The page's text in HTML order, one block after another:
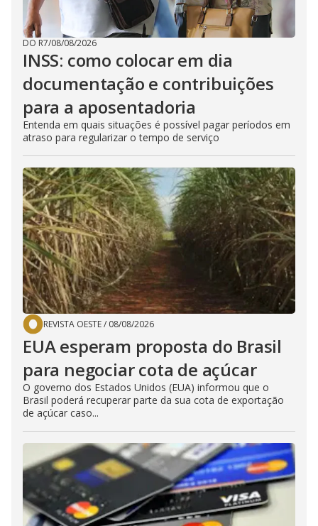
DO R7/08/08/2026
INSS: como colocar em dia
documentação e contribuições
para a aposentadoria
Entenda em quais situações é possível pagar períodos em
atraso para regularizar o tempo de serviço
REVISTA OESTE/ 08/08/2026
EUA esperam proposta do Brasil
para negociar cota de açúcar
O governo dos Estados Unidos (EUA) informou que o
Brasil poderá recuperar parte da sua cota de exportação
de açúcar caso...